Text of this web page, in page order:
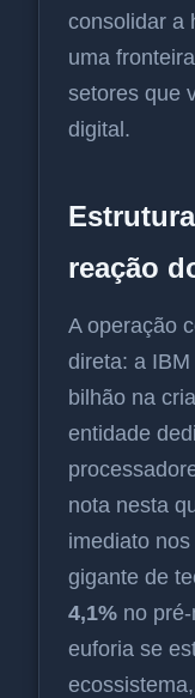
consolidar a
uma
setores que
digital.
reação
A operação
direta: a
bilhão na
entidade
nota nesta
imediato
gigante de
4,1% no
euforia se